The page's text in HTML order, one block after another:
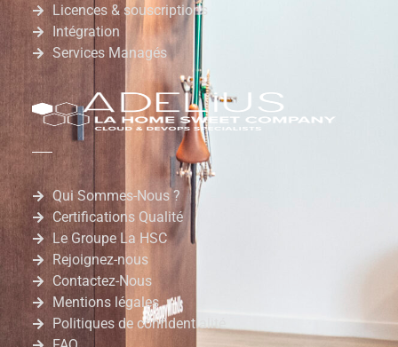
Licences & souscriptions
Intégration
Services Managés
Qui Sommes-Nous ?
Certifications Qualité
Le Groupe La HSC
Rejoignez-nous
Contactez-Nous
Mentions légales
Politiques de confidentialité